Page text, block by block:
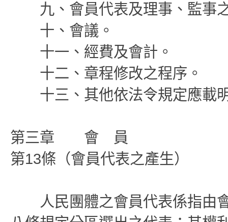
九、會員代表及理事、監事
十、會議。
十一、經費及會計。
十二、章程修改之程序。
十三、其他依法令規定應載
第三章 會 員
第13條（會員代表之產生）
人民團體之會員代表係指由會